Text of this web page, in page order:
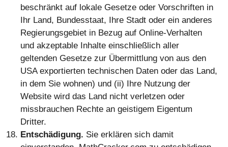
beschränkt auf lokale Gesetze oder Vorschriften in
Ihr Land, Bundesstaat, Ihre Stadt oder ein anderes
Regierungsgebiet in Bezug auf Online-Verhalten
und akzeptable Inhalte einschließlich aller
geltenden Gesetze zur Übermittlung von aus den
USA exportierten technischen Daten oder das Land,
in dem Sie wohnen) und (ii) Ihre Nutzung der
Website wird das Land nicht verletzen oder
missbrauchen Rechte an geistigem Eigentum
Dritter.
Entschädigung. Sie erklären sich damit